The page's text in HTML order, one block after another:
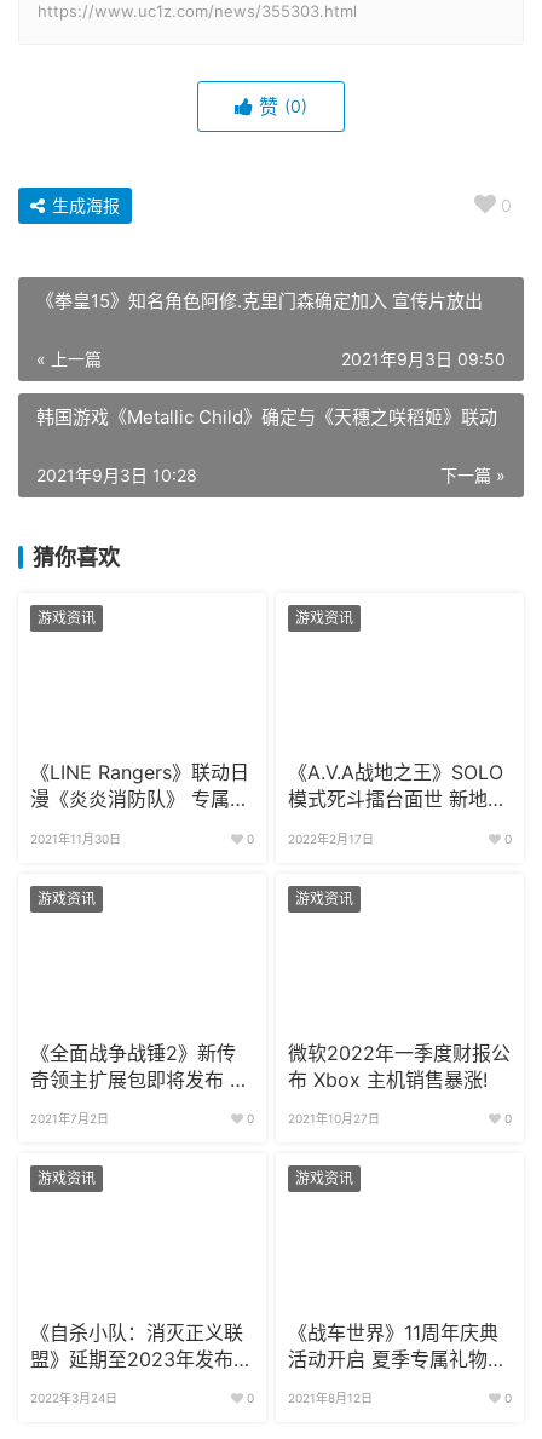
https://www.uc1z.com/news/355303.html
赞 (0)
0
生成海报
《拳皇15》知名角色阿修.克里门森确定加入 宣传片放出
« 上一篇 2021年9月3日 09:50
韩国游戏《Metallic Child》确定与《天穗之咲稻姬》联动
下一篇 »
2021年9月3日 10:28
猜你喜欢
游戏资讯
《LINE Rangers》联动日
漫《炎炎消防队》 专属活
2021年11月30日 0
游戏资讯
《A.V.A战地之王》SOLO
模式死斗擂台面世 新地图
2022年2月17日 0
游戏资讯
《全面战争战锤2》新传
奇领主扩展包即将发布 免
2021年7月2日 0
游戏资讯
微软2022年一季度财报公
布 Xbox 主机销售暴涨!
2021年10月27日 0
游戏资讯
《自杀小队：消灭正义联
盟》延期至2023年发布
2022年3月24日 0
游戏资讯
《战车世界》11周年庆典
活动开启 夏季专属礼物放
2021年8月12日 0